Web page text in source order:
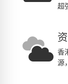
超
香
源